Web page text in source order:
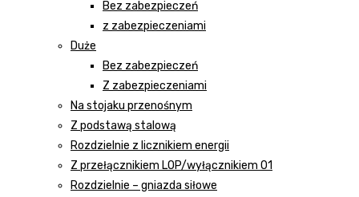
Bez zabezpieczeń
z zabezpieczeniami
Duże
Bez zabezpieczeń
Z zabezpieczeniami
Na stojaku przenośnym
Z podstawą stalową
Rozdzielnie z licznikiem energii
Z przełącznikiem LOP/wyłącznikiem 01
Rozdzielnie – gniazda siłowe